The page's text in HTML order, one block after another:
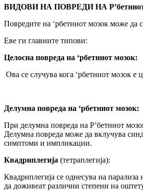
ВИДОВИ НА ПОВРЕДИ НА Р’бетниот
Повредите на ‘рбетниот мозок може да
Еве ги главните типови:
Целосна повреда на ‘рбетниот мозок:
Ова се случува кога ‘рбетниот мозок е
Делумна повреда на ‘рбетниот мозок:
При делумна повреда на Р’бетниот
Делумна повреда може да вклучува
симптоми и импликации.
Квадриплегија (тетраплегија):
Квадриплегија се однесува на
да доживеат различни степени на